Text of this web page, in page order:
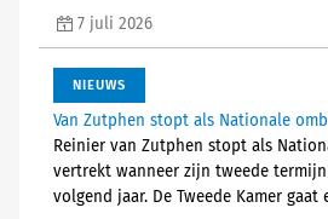
7 juli 2026
NIEUWS
Van Zutphen stopt als Nationale
Reinier van Zutphen stopt als
vertrekt wanneer zijn tweede
volgend jaar. De Tweede Kamer gaat